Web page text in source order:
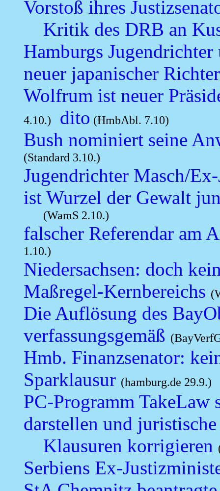
Vorstoß ihres
Kritik des DRB an
Hamburgs
neuer japanischer
Wolfrum ist neuer
4.10.) dito (HmbAbl. 7.10)
Bush nominiert seine
(Standard 3.10.)
Jugendrichter Masch/
ist Wurzel der Gewalt
(WamS 2.10.)
falscher Referendar am
1.10.)
Niedersachsen: doch
Maßregel-Kernbereichs
Die Auflösung des
verfassungsgemäß
Hmb. Finanzsenator:
Sparklausur (hamburg.de 29.9.)
PC-Programm TakeLaw
darstellen und juristische
Klausuren korrigieren
Serbiens Ex-